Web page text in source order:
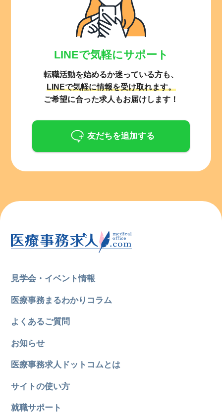
LINEで気軽にサポート
転職活動を始めるか迷っている方も、
LINEで気軽に情報を受け取れます。
ご希望に合った求人もお届けします！
友だちを追加する
見学会・イベント情報
医療事務まるわかりコラム
よくあるご質問
お知らせ
医療事務求人ドットコムとは
サイトの使い方
就職サポート